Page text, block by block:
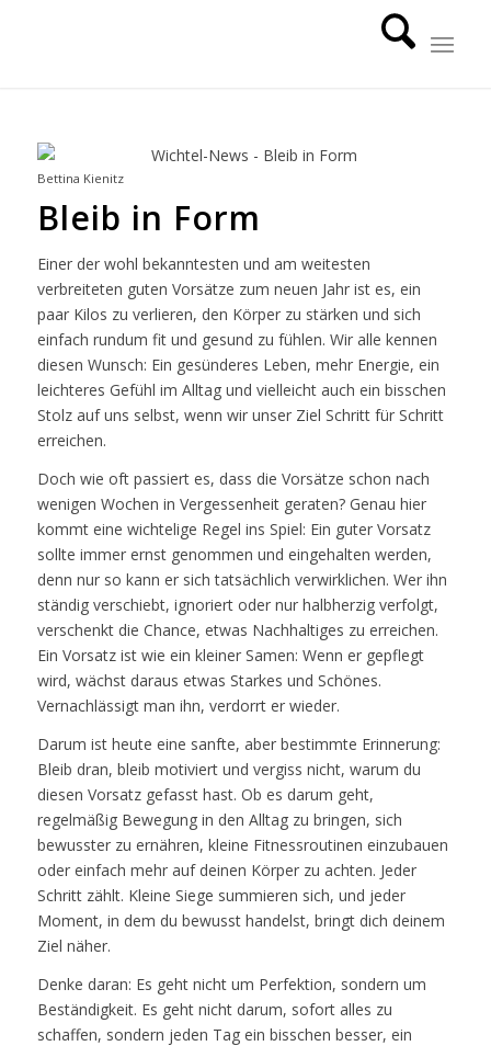
Bettina Kienitz
Bleib in Form
Einer der wohl bekanntesten und am weitesten
verbreiteten guten Vorsätze zum neuen Jahr ist es, ein
paar Kilos zu verlieren, den Körper zu stärken und sich
einfach rundum fit und gesund zu fühlen. Wir alle kennen
diesen Wunsch: Ein gesünderes Leben, mehr Energie, ein
leichteres Gefühl im Alltag und vielleicht auch ein bisschen
Stolz auf uns selbst, wenn wir unser Ziel Schritt für Schritt
erreichen.
Doch wie oft passiert es, dass die Vorsätze schon nach
wenigen Wochen in Vergessenheit geraten? Genau hier
kommt eine wichtelige Regel ins Spiel: Ein guter Vorsatz
sollte immer ernst genommen und eingehalten werden,
denn nur so kann er sich tatsächlich verwirklichen. Wer ihn
ständig verschiebt, ignoriert oder nur halbherzig verfolgt,
verschenkt die Chance, etwas Nachhaltiges zu erreichen.
Ein Vorsatz ist wie ein kleiner Samen: Wenn er gepflegt
wird, wächst daraus etwas Starkes und Schönes.
Vernachlässigt man ihn, verdorrt er wieder.
Darum ist heute eine sanfte, aber bestimmte Erinnerung:
Bleib dran, bleib motiviert und vergiss nicht, warum du
diesen Vorsatz gefasst hast. Ob es darum geht,
regelmäßig Bewegung in den Alltag zu bringen, sich
bewusster zu ernähren, kleine Fitnessroutinen einzubauen
oder einfach mehr auf deinen Körper zu achten. Jeder
Schritt zählt. Kleine Siege summieren sich, und jeder
Moment, in dem du bewusst handelst, bringt dich deinem
Ziel näher.
Denke daran: Es geht nicht um Perfektion, sondern um
Beständigkeit. Es geht nicht darum, sofort alles zu
schaffen, sondern jeden Tag ein bisschen besser, ein